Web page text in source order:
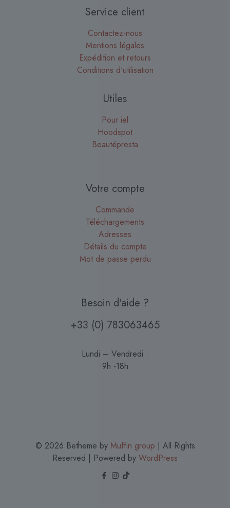
Service client
Contactez-nous
Mentions légales
Expédition et retours
Conditions d'utilisation
Utiles
Pour iel
Hoodspot
Beautépresta
Votre compte
Commande
Téléchargements
Adresses
Détails du compte
Mot de passe perdu
Besoin d'aide ?
+33 (0) 783063465
Lundi – Vendredi :
9h -18h
© 2026 Betheme by Muffin group | All Rights
Reserved | Powered by WordPress